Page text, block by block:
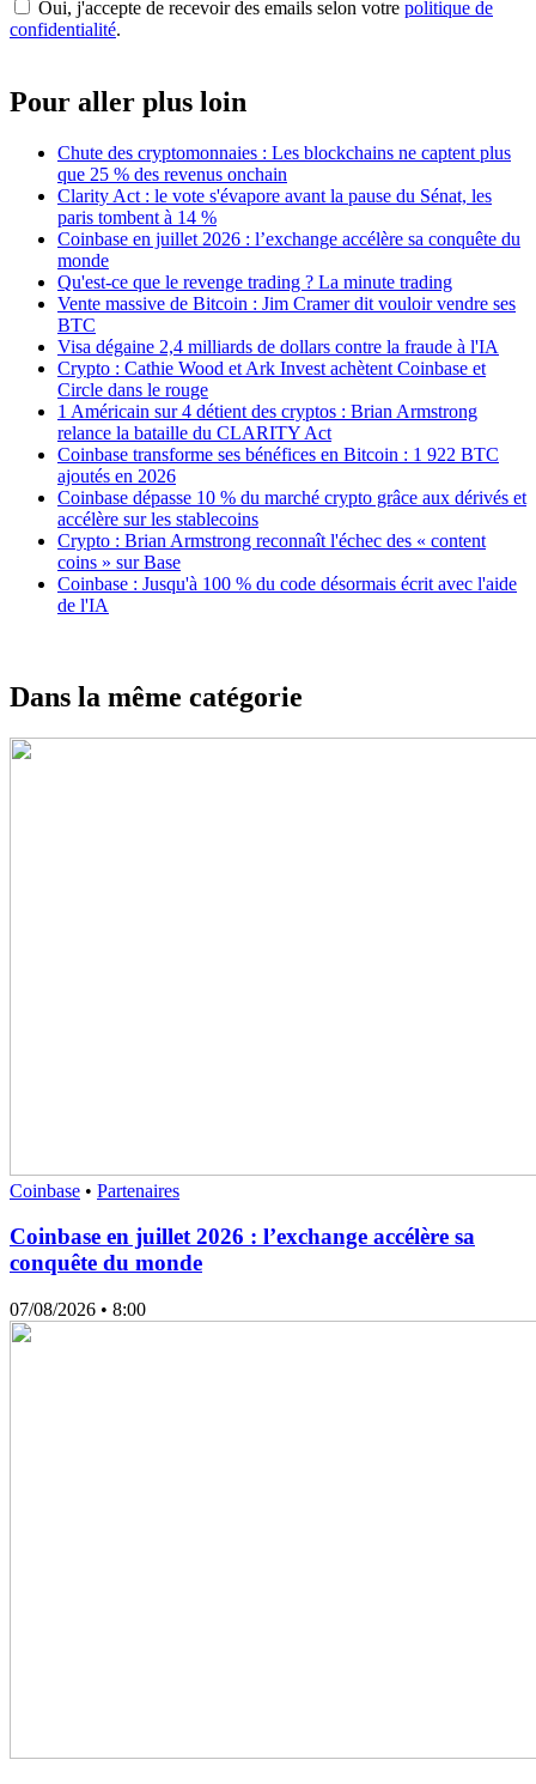
Oui, j'accepte de recevoir des emails selon votre politique de
confidentialité.
Pour aller plus loin
Chute des cryptomonnaies : Les blockchains ne captent plus
que 25 % des revenus onchain
Clarity Act : le vote s'évapore avant la pause du Sénat, les
paris tombent à 14 %
Coinbase en juillet 2026 : l’exchange accélère sa conquête du
monde
Qu'est-ce que le revenge trading ? La minute trading
Vente massive de Bitcoin : Jim Cramer dit vouloir vendre ses
BTC
Visa dégaine 2,4 milliards de dollars contre la fraude à l'IA
Crypto : Cathie Wood et Ark Invest achètent Coinbase et
Circle dans le rouge
1 Américain sur 4 détient des cryptos : Brian Armstrong
relance la bataille du CLARITY Act
Coinbase transforme ses bénéfices en Bitcoin : 1 922 BTC
ajoutés en 2026
Coinbase dépasse 10 % du marché crypto grâce aux dérivés et
accélère sur les stablecoins
Crypto : Brian Armstrong reconnaît l'échec des « content
coins » sur Base
Coinbase : Jusqu'à 100 % du code désormais écrit avec l'aide
de l'IA
Dans la même catégorie
Coinbase • Partenaires
Coinbase en juillet 2026 : l’exchange accélère sa
conquête du monde
07/08/2026 • 8:00